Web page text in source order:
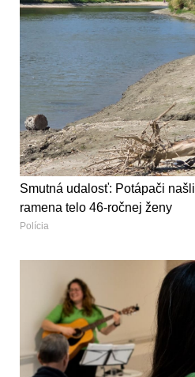
Smutná udalosť: Potápači
ramena telo 46-ročnej ženy
Polícia